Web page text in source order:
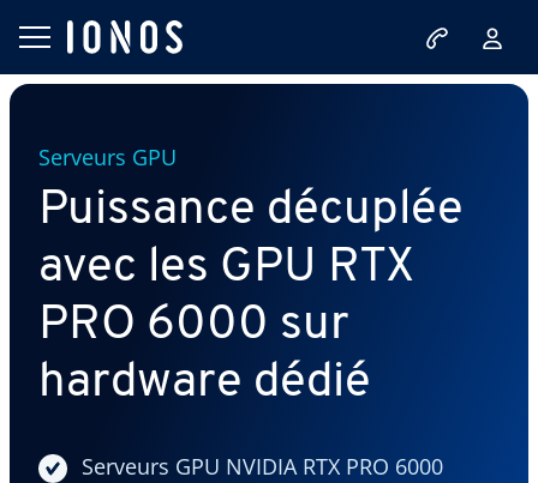
Serveurs GPU
Puissance décuplée
avec les GPU RTX
PRO 6000 sur
hardware dédié
Serveurs GPU NVIDIA RTX PRO 6000